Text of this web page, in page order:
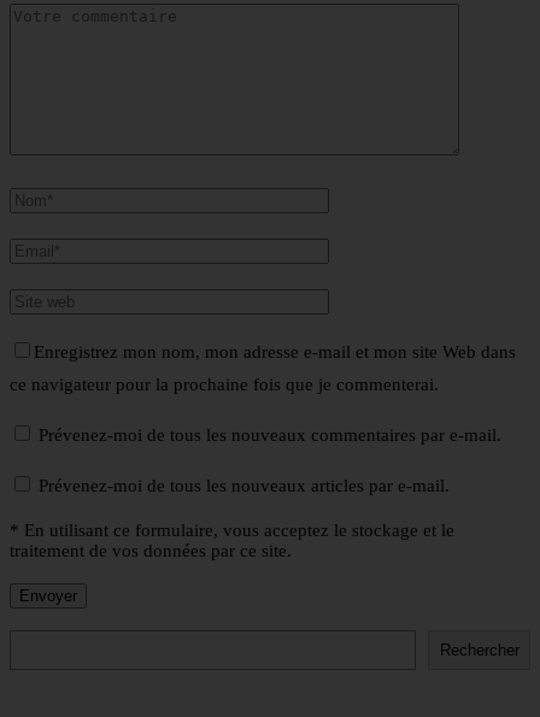
Enregistrez mon nom, mon adresse e-mail et mon site Web dans
ce navigateur pour la prochaine fois que je commenterai.
Prévenez-moi de tous les nouveaux commentaires par e-mail.
Prévenez-moi de tous les nouveaux articles par e-mail.
* En utilisant ce formulaire, vous acceptez le stockage et le
traitement de vos données par ce site.
Rechercher